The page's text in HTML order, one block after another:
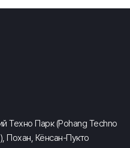
Техно Парк (Pohang Techno
Похан, Кёнсан-Пукто